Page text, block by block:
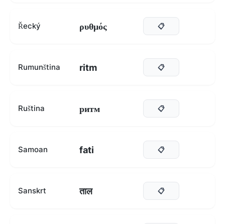
Řecký ρυθμός 📋
Rumunština ritm 📋
Ruština ритм 📋
Samoan fati 📋
Sanskrt ताल 📋